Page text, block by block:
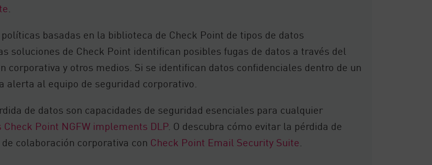
basadas en la biblioteca de Check Point de tipos de datos
soluciones de Check Point identifican posibles fugas de datos a través del
corporativa y otros medios. Si se identifican datos confidenciales dentro de un
alerta al equipo de seguridad corporativo.
de datos son capacidades de seguridad esenciales para cualquier
Check Point NGFW implements DLP. O descubra cómo evitar la pérdida de
colaboración corporativa con Check Point Email Security Suite